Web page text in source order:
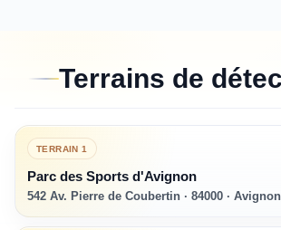
Terrains de
TERRAIN1
Parc des Sports d'Avignon
542 Av. Pierre de Coubertin · 84000 · Avignon